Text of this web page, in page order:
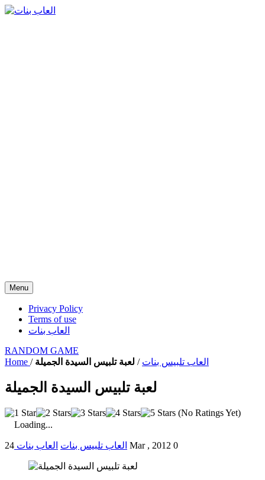
Menu
Privacy Policy
Terms of use
العاب بنات
RANDOM GAME
Home / العاب تلبيس بنات / لعبة تلبيس السيدة الجميلة
لعبة تلبيس السيدة الجميلة
(No Ratings Yet)
Loading...
العاب تلبيس بنات العاب بنات 24 Mar , 2012 0